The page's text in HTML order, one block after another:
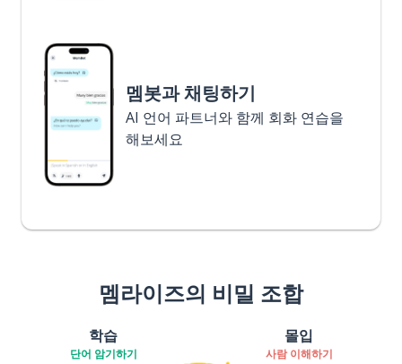
멤봇과 채팅하기
AI 언어 파트너와 함께 회화 연습을
해보세요
멤라이즈의 비밀 조합
학습
단어 암기하기
몰입
사람 이해하기